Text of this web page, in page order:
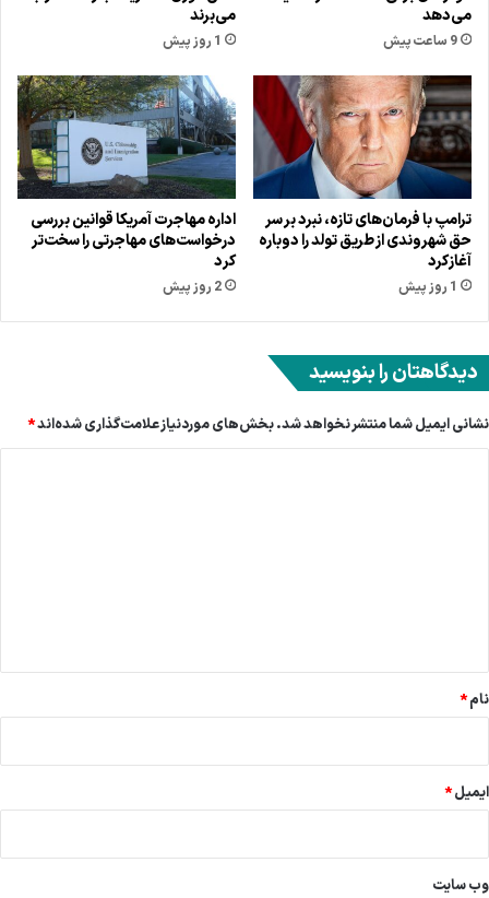
می‌دهد
9 ساعت پیش
می‌برند
1 روز پیش
ترامپ با فرمان‌های تازه، نبرد بر سر
حق شهروندی از طریق تولد را دوباره
آغاز کرد
1 روز پیش
اداره مهاجرت آمریکا قوانین بررسی
درخواست‌های مهاجرتی را سخت‌تر
کرد
2 روز پیش
دیدگاهتان را بنویسید
نشانی ایمیل شما منتشر نخواهد شد.بخش‌های موردنیاز علامت‌گذاری شده‌اند*
نام*
ایمیل*
وب‌ سایت